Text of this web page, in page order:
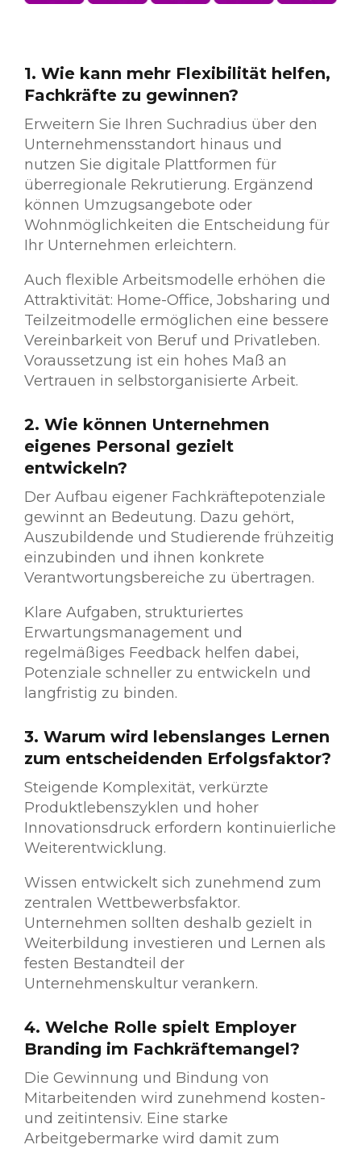
1. Wie kann mehr Flexibilität helfen,
Fachkräfte zu gewinnen?
Erweitern Sie Ihren Suchradius über den
Unternehmensstandort hinaus und
nutzen Sie digitale Plattformen für
überregionale Rekrutierung. Ergänzend
können Umzugsangebote oder
Wohnmöglichkeiten die Entscheidung für
Ihr Unternehmen erleichtern.
Auch flexible Arbeitsmodelle erhöhen die
Attraktivität: Home-Office, Jobsharing und
Teilzeitmodelle ermöglichen eine bessere
Vereinbarkeit von Beruf und Privatleben.
Voraussetzung ist ein hohes Maß an
Vertrauen in selbstorganisierte Arbeit.
2. Wie können Unternehmen
eigenes Personal gezielt
entwickeln?
Der Aufbau eigener Fachkräftepotenziale
gewinnt an Bedeutung. Dazu gehört,
Auszubildende und Studierende frühzeitig
einzubinden und ihnen konkrete
Verantwortungsbereiche zu übertragen.
Klare Aufgaben, strukturiertes
Erwartungsmanagement und
regelmäßiges Feedback helfen dabei,
Potenziale schneller zu entwickeln und
langfristig zu binden.
3. Warum wird lebenslanges Lernen
zum entscheidenden Erfolgsfaktor?
Steigende Komplexität, verkürzte
Produktlebenszyklen und hoher
Innovationsdruck erfordern kontinuierliche
Weiterentwicklung.
Wissen entwickelt sich zunehmend zum
zentralen Wettbewerbsfaktor.
Unternehmen sollten deshalb gezielt in
Weiterbildung investieren und Lernen als
festen Bestandteil der
Unternehmenskultur verankern.
4. Welche Rolle spielt Employer
Branding im Fachkräftemangel?
Die Gewinnung und Bindung von
Mitarbeitenden wird zunehmend kosten-
und zeitintensiv. Eine starke
Arbeitgebermarke wird damit zum